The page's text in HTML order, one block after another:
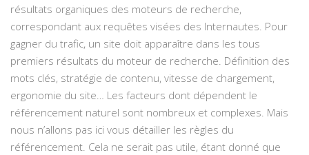
résultats organiques des moteurs de recherche,
correspondant aux requêtes visées des Internautes. Pour
gagner du trafic, un site doit apparaître dans les tous
premiers résultats du moteur de recherche. Définition des
mots clés, stratégie de contenu, vitesse de chargement,
ergonomie du site… Les facteurs dont dépendent le
référencement naturel sont nombreux et complexes. Mais
nous n’allons pas ici vous détailler les règles du
référencement. Cela ne serait pas utile, étant donné que